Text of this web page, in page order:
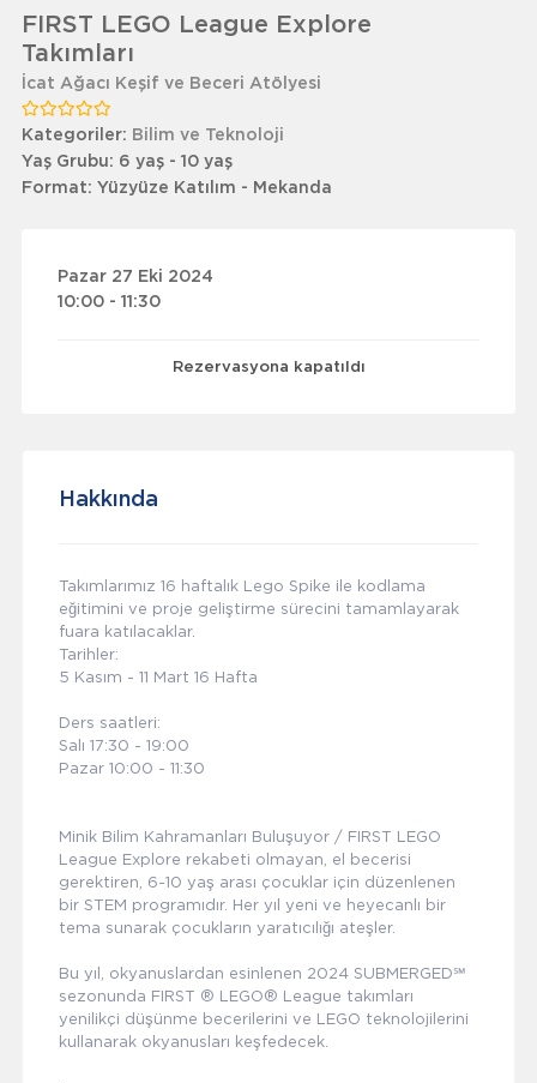
FIRST LEGO League Explore
Takımları
İcat Ağacı Keşif ve Beceri Atölyesi
Kategoriler: Bilim ve Teknoloji
Yaş Grubu: 6 yaş - 10 yaş
Format: Yüzyüze Katılım - Mekanda
Pazar 27 Eki 2024
10:00 - 11:30
Rezervasyona kapatıldı
Hakkında
Takımlarımız 16 haftalık Lego Spike ile kodlama
eğitimini ve proje geliştirme sürecini tamamlayarak
fuara katılacaklar.
Tarihler:
5 Kasım - 11 Mart 16 Hafta
Ders saatleri:
Salı 17:30 - 19:00
Pazar 10:00 - 11:30
Minik Bilim Kahramanları Buluşuyor / FIRST LEGO
League Explore rekabeti olmayan, el becerisi
gerektiren, 6-10 yaş arası çocuklar için düzenlenen
bir STEM programıdır. Her yıl yeni ve heyecanlı bir
tema sunarak çocukların yaratıcılığı ateşler.
Bu yıl, okyanuslardan esinlenen 2024 SUBMERGED℠
sezonunda FIRST ®️ LEGO®️ League takımları
yenilikçi düşünme becerilerini ve LEGO teknolojilerini
kullanarak okyanusları keşfedecek.